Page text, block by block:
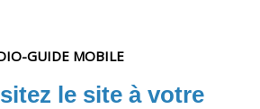
GUIDE MOBILE
le site à votre